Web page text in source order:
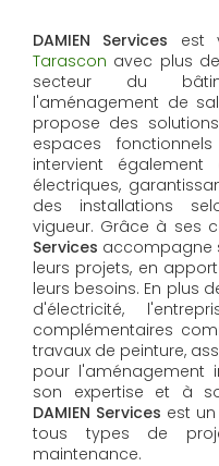
DAMIEN Services est
Tarascon avec plus
secteur du
l'aménagement de
propose des
espaces
intervient
électriques,
des installations
vigueur. Grâce à ses
Services accompagne
leurs projets, en
leurs besoins. En plus
d'électricité,
complémentaires
travaux de peinture,
pour l'aménagement
son expertise et à
DAMIEN Services​​​​​​​ est
tous types de
maintenance.